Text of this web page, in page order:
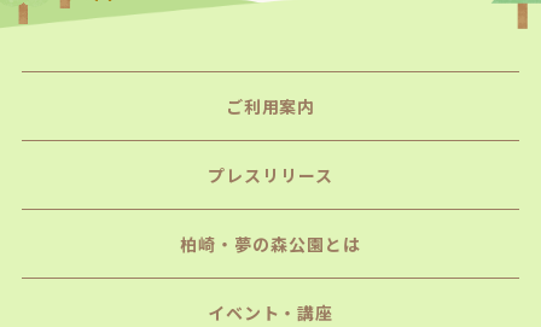
ご利用案内
プレスリリース
柏崎・夢の森公園とは
イベント・講座